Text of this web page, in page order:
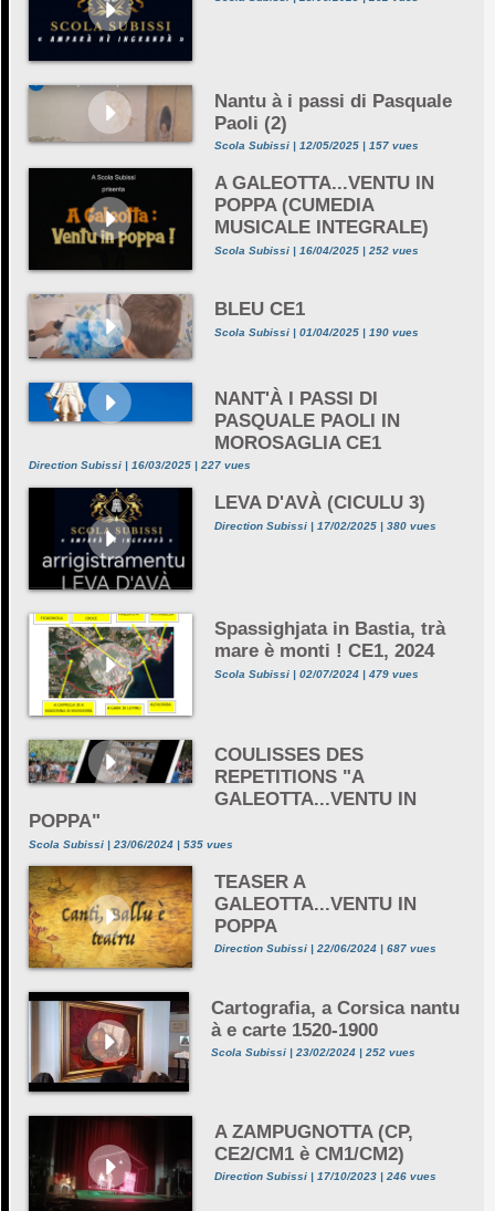
Nantu à i passi di Pasquale
Paoli (2)
Scola Subissi | 12/05/2025 | 157 vues
A GALEOTTA...VENTU IN
POPPA (CUMEDIA
MUSICALE INTEGRALE)
Scola Subissi | 16/04/2025 | 252 vues
BLEU CE1
Scola Subissi | 01/04/2025 | 190 vues
NANT'À I PASSI DI
PASQUALE PAOLI IN
MOROSAGLIA CE1
Direction Subissi | 16/03/2025 | 227 vues
LEVA D'AVÀ (CICULU 3)
Direction Subissi | 17/02/2025 | 380 vues
Spassighjata in Bastia, trà
mare è monti ! CE1, 2024
Scola Subissi | 02/07/2024 | 479 vues
COULISSES DES
REPETITIONS "A
GALEOTTA...VENTU IN
POPPA"
Scola Subissi | 23/06/2024 | 535 vues
TEASER A
GALEOTTA...VENTU IN
POPPA
Direction Subissi | 22/06/2024 | 687 vues
Cartografia, a Corsica nantu
à e carte 1520-1900
Scola Subissi | 23/02/2024 | 252 vues
A ZAMPUGNOTTA (CP,
CE2/CM1 è CM1/CM2)
Direction Subissi | 17/10/2023 | 246 vues